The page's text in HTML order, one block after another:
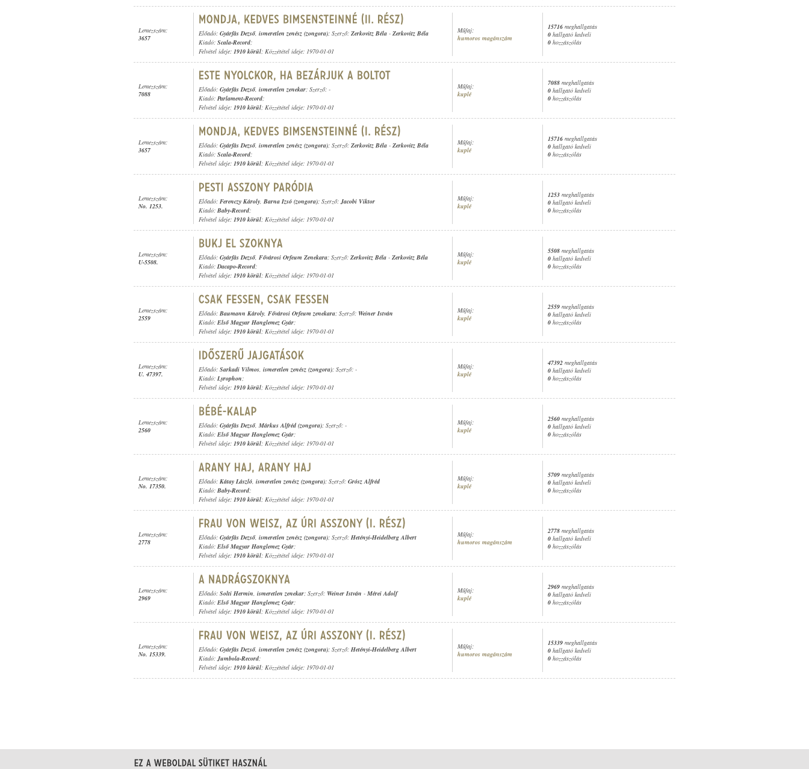
Lemezszám:
3657
Előadó: Gyárfás Dezső, ismeretlen zenész (zongora); Szerző: Zerkovitz Béla - Zerkovitz Béla
Kiadó: Scala-Record;
Felvétel ideje: 1910 körül; Közzététel ideje: 1970-01-01
Műfaj:
humoros magánszám
15716 meghallgatás
0 hallgató kedveli
0 hozzászólás
Lemezszám:
7088
Előadó: Gyárfás Dezső, ismeretlen zenekar; Szerző: -
Kiadó: Parlament-Record;
Felvétel ideje: 1910 körül; Közzététel ideje: 1970-01-01
Műfaj:
kuplé
7088 meghallgatás
0 hallgató kedveli
0 hozzászólás
Lemezszám:
3657
Előadó: Gyárfás Dezső, ismeretlen zenész (zongora); Szerző: Zerkovitz Béla - Zerkovitz Béla
Kiadó: Scala-Record;
Felvétel ideje: 1910 körül; Közzététel ideje: 1970-01-01
Műfaj:
kuplé
15716 meghallgatás
0 hallgató kedveli
0 hozzászólás
Lemezszám:
No. 1253.
Előadó: Ferenczy Károly, Barna Izsó (zongora); Szerző:Jacobi Viktor
Kiadó: Baby-Record;
Felvétel ideje: 1910 körül; Közzététel ideje: 1970-01-01
Műfaj:
kuplé
1253 meghallgatás
0 hallgató kedveli
0 hozzászólás
Lemezszám:
U-5508.
Előadó: Gyárfás Dezső, Fővárosi Orfeum Zenekara; Szerző: Zerkovitz Béla - Zerkovitz Béla
Kiadó:Dacapo-Record;
Felvétel ideje: 1910 körül; Közzététel ideje: 1970-01-01
Műfaj:
kuplé
5508 meghallgatás
0 hallgató kedveli
0 hozzászólás
Lemezszám:
2559
Előadó: Baumann Károly, Fővárosi Orfeum zenekara; Szerző: Weiner István
Kiadó: Első Magyar Hanglemez Gyár;
Felvétel ideje: 1910 körül; Közzététel ideje: 1970-01-01
Műfaj:
kuplé
2559 meghallgatás
0 hallgató kedveli
0 hozzászólás
Lemezszám:
U. 47397.
Előadó: Sarkadi Vilmos, ismeretlen zenész (zongora); Szerző: -
Kiadó: Lyrophon;
Felvétel ideje: 1910 körül; Közzététel ideje: 1970-01-01
Műfaj:
kuplé
47392 meghallgatás
0 hallgató kedveli
0 hozzászólás
Lemezszám:
2560
Előadó: Gyárfás Dezső, Márkus Alfréd (zongora); Szerző: -
Kiadó: Első Magyar Hanglemez Gyár;
Felvétel ideje: 1910 körül; Közzététel ideje: 1970-01-01
Műfaj:
kuplé
2560 meghallgatás
0 hallgató kedveli
0 hozzászólás
Lemezszám:
No. 17350.
Előadó: Kátay László, ismeretlen zenész (zongora); Szerző: Grósz Alfréd
Kiadó: Baby-Record;
Felvétel ideje: 1910 körül; Közzététel ideje: 1970-01-01
Műfaj:
kuplé
5709 meghallgatás
0 hallgató kedveli
0 hozzászólás
Lemezszám:
2778
Előadó: Gyárfás Dezső, ismeretlen zenész (zongora); Szerző: Hetényi-Heidelberg Albert
Kiadó: Első Magyar Hanglemez Gyár;
Felvétel ideje: 1910 körül; Közzététel ideje: 1970-01-01
Műfaj:
humoros magánszám
2778 meghallgatás
0 hallgató kedveli
0 hozzászólás
Lemezszám:
2969
Előadó: Solti Hermin, ismeretlen zenekar; Szerző: Weiner István - Mérei Adolf
Kiadó: Első Magyar Hanglemez Gyár;
Felvétel ideje: 1910 körül; Közzététel ideje: 1970-01-01
Műfaj:
kuplé
2969 meghallgatás
0 hallgató kedveli
0 hozzászólás
Lemezszám:
No. 15339.
Előadó: Gyárfás Dezső, ismeretlen zenész (zongora); Szerző: Hetényi-Heidelberg Albert
Kiadó:Jumbola-Record;
Felvétel ideje: 1910 körül; Közzététel ideje: 1970-01-01
Műfaj:
humoros magánszám
15339 meghallgatás
0 hallgató kedveli
0 hozzászólás